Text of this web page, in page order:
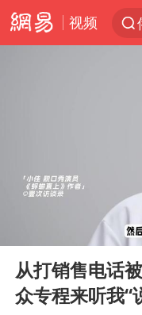
视频
Play
从打销售电话
众专程来听我“